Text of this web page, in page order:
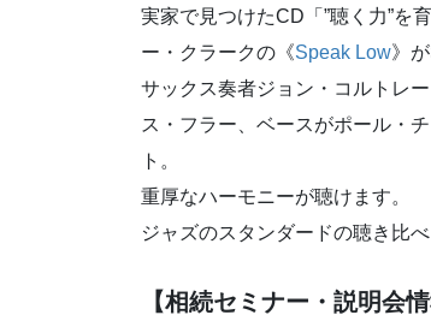
実家で見つけたCD「”聴く力”を
ー・クラークの《Speak Low》
サックス奏者ジョン・コルトレ
ス・フラー、ベースがポール・
ト。
重厚なハーモニーが聴けます。
ジャズのスタンダードの聴き比
【相続セミナー・説明会情